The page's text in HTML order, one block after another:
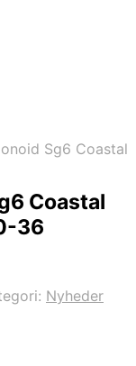
Sg6 Coastal
Coastal
36
Nyheder